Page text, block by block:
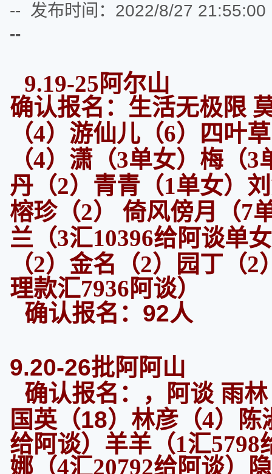
-- 发布时间：2022/8/27 21:55:00
--
9.19-25阿尔山
确认报名： 生活无极限
（4） 游仙儿（6）
四叶
（4） 潇（3单女） 梅（3
丹（2）青青（1单女）
榕珍（2） 倚风傍月（7
兰（3汇10396给阿谈单
（2）金名（2）
园丁（2
理款汇7936阿谈）
确认报名：92人
9.20-26批阿阿山
确认报名：，阿谈 雨
国英（18） 林彦（4）陈
给阿谈）羊羊（1汇
娜（4汇20792给阿谈）